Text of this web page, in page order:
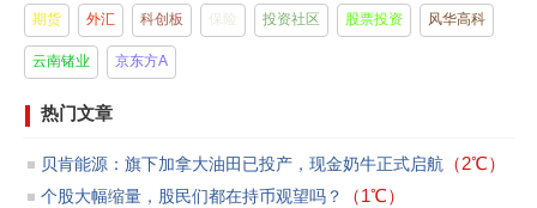
期货 外汇 科创板 保险 投资社区 股票投资 风华高科
云南锗业 京东方A
热门文章
贝肯能源：旗下加拿大油田已投产，现金奶牛正式启航 （2℃）
个股大幅缩量，股民们都在持币观望吗？ （1℃）